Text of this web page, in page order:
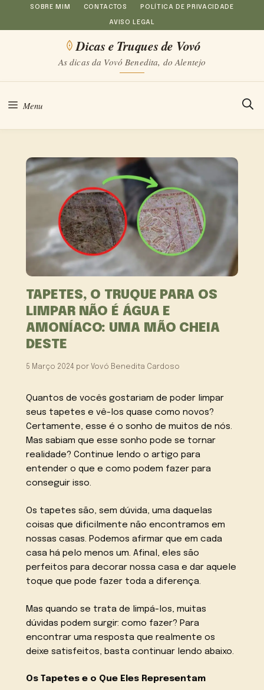
Saltar
para
conteúdo
SOBRE MIM CONTACTOS POLÍTICA DE PRIVACIDADE
AVISO LEGAL
Dicas e Truques de Vovó
As dicas da Vovó Benedita, do Alentejo
Menu
TAPETES, O TRUQUE PARA OS
LIMPAR NÃO É ÁGUA E
AMONÍACO: UMA MÃO CHEIA
DESTE
5 Março 2024 por Vovó Benedita Cardoso
Quantos de vocês gostariam de poder limpar
seus tapetes e vê-los quase como novos?
Certamente, esse é o sonho de muitos de nós.
Mas sabiam que esse sonho pode se tornar
realidade? Continue lendo o artigo para
entender o que e como podem fazer para
conseguir isso.
Os tapetes são, sem dúvida, uma daquelas
coisas que dificilmente não encontramos em
nossas casas. Podemos afirmar que em cada
casa há pelo menos um. Afinal, eles são
perfeitos para decorar nossa casa e dar aquele
toque que pode fazer toda a diferença.
Mas quando se trata de limpá-los, muitas
dúvidas podem surgir: como fazer? Para
encontrar uma resposta que realmente os
deixe satisfeitos, basta continuar lendo abaixo.
Os Tapetes e o Que Eles Representam